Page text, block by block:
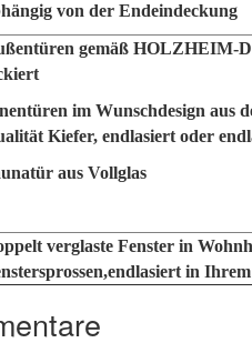
von der Endeindeckung
gemäß HOLZHEIM-
im Wunschdesign aus
Kiefer, endlasiert oder
aus Vollglas
verglaste Fenster in
in